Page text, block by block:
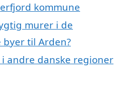
kommune
murer i de
til Arden?
andre danske regioner